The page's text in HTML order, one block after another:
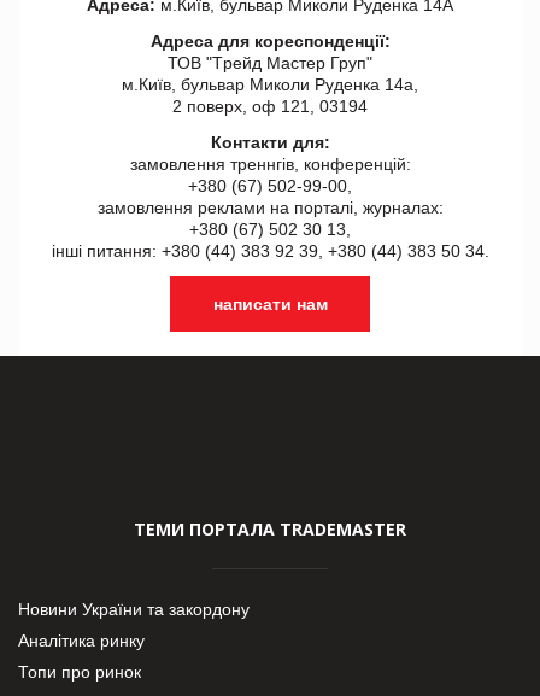
Адреса: м.Київ, бульвар Миколи Руденка 14А
Адреса для кореспонденції:
ТОВ "Tрейд Мастер Груп"
м.Київ, бульвар Миколи Руденка 14а,
2 поверх, оф 121, 03194
Контакти для:
замовлення треннгів, конференцій:
+380 (67) 502-99-00,
замовлення реклами на порталі, журналах:
+380 (67) 502 30 13,
інші питання: +380 (44) 383 92 39, +380 (44) 383 50 34.
написати нам
ТЕМИ ПОРТАЛА TRADEMASTER
Новини України та закордону
Аналітика ринку
Топи про ринок